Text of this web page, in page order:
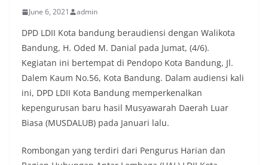
June 6, 2021 admin
DPD LDII Kota bandung beraudiensi dengan Walikota
Bandung, H. Oded M. Danial pada Jumat, (4/6).
Kegiatan ini bertempat di Pendopo Kota Bandung, Jl.
Dalem Kaum No.56, Kota Bandung. Dalam audiensi kali
ini, DPD LDII Kota Bandung memperkenalkan
kepengurusan baru hasil Musyawarah Daerah Luar
Biasa (MUSDALUB) pada Januari lalu.
Rombongan yang terdiri dari Pengurus Harian dan